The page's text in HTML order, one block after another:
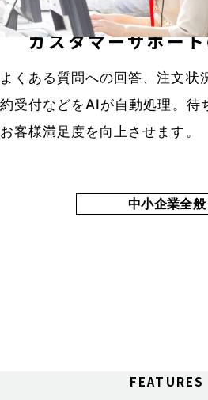
カスタマーサポー
よくある質問への回答、注文状
約受付などをAIが自動処理。待
お客様満足度を向上させます。
中小企業全般
FEATURES